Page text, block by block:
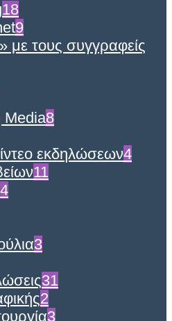
18
9
με τους συγγραφείς
Media8
εκδηλώσεων4
11
4
3
31
2
3